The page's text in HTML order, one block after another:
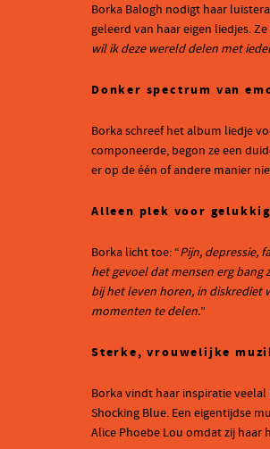
Borka Balogh nodigt haar
geleerd van haar eigen liedjes.
wil ik deze wereld delen met
Donker spectrum van
Borka schreef het album liedje
componeerde, begon ze een
er op de één of andere manier
Alleen plek voor
Borka licht toe: “Pijn, depressie,
het gevoel dat mensen erg
bij het leven horen, in diskrediet
momenten te delen.”
Sterke, vrouwelijke
Borka vindt haar inspiratie
Shocking Blue. Een eigentijdse
Alice Phoebe Lou omdat zij